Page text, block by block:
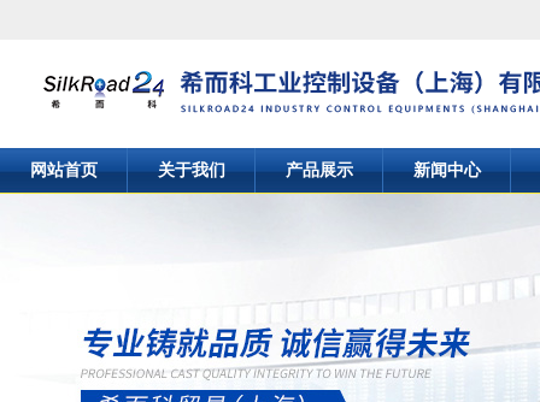
网站首页 关于我们 产品展示 新闻中心